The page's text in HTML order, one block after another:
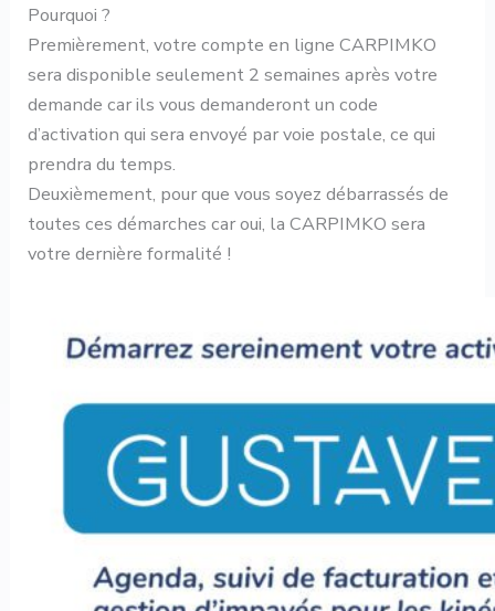
Pourquoi ?
Premièrement, votre compte en ligne CARPIMKO
sera disponible seulement 2 semaines après votre
demande car ils vous demanderont un code
d’activation qui sera envoyé par voie postale, ce qui
prendra du temps.
Deuxièmement, pour que vous soyez débarrassés de
toutes ces démarches car oui, la CARPIMKO sera
votre dernière formalité !